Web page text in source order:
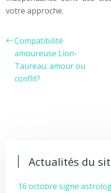
votre approche.
Compatibilité
amoureuse Lion-
Taureau: amour ou
conflit?
Actualités du
16 octobre signe